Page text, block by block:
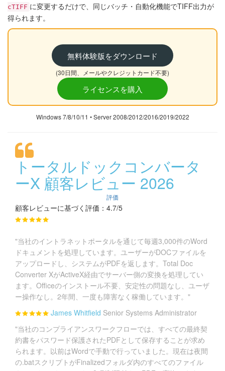
cTIFF に変更するだけで、同じバッチ・自動化機能でTIFF出力が
得られます。
無料体験版をダウンロード
(30日間、メールやクレジットカード不要)
ライセンスを購入
Windows 7/8/10/11 • Server 2008/2012/2016/2019/2022
トータルドックコンバータ
ーX 顧客レビュー 2026
評価
顧客レビューに基づく評価：4.7/5
"当社のイントラネットポータルを通じて毎週3,000件のWord
ドキュメントを処理しています。ユーザーがDOCファイルを
アップロードし、システムがPDFを返します。Total Doc
Converter XがActiveX経由でサーバー側の変換を処理してい
ます。Officeのインストール不要、安定性の問題なし、ユーザ
ー操作なし。2年間、一度も障害なく稼働しています。"
James Whitfield Senior Systems Administrator
"当社のコンプライアンスワークフローでは、すべての最終契
約書をパスワード保護されたPDFとして保存することが求め
られます。以前はWordで手動で行っていました。現在は夜間
の.batスクリプトがFinalizedフォルダ内のすべてのファイル